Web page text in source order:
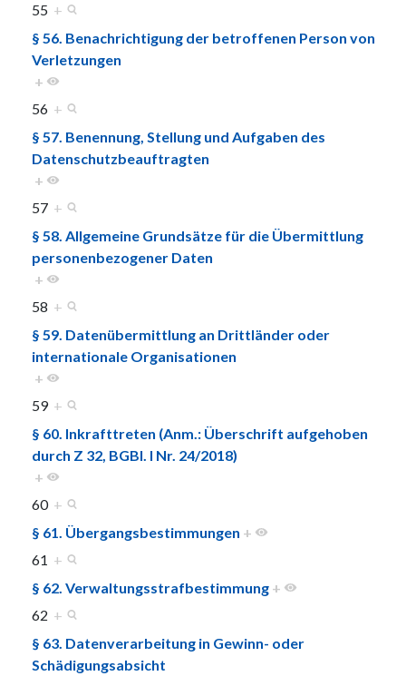
55 +
§ 56. Benachrichtigung der betroffenen Person von
Verletzungen
+
56 +
§ 57. Benennung, Stellung und Aufgaben des
Datenschutzbeauftragten
+
57 +
§ 58. Allgemeine Grundsätze für die Übermittlung
personenbezogener Daten
+
58 +
§ 59. Datenübermittlung an Drittländer oder
internationale Organisationen
+
59 +
§ 60. Inkrafttreten (Anm.: Überschrift aufgehoben
durch Z 32, BGBl. I Nr. 24/2018)
+
60 +
§ 61. Übergangsbestimmungen +
61 +
§ 62. Verwaltungsstrafbestimmung +
62 +
§ 63. Datenverarbeitung in Gewinn- oder
Schädigungsabsicht